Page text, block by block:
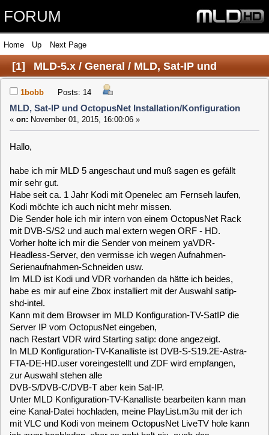
FORUM
[1] MLD-5.x / General / MLD, Sat-IP und
OctopusNet Installation/Konfiguration
1bobb Posts: 14
MLD, Sat-IP und OctopusNet Installation/Konfiguration
Hallo,
habe ich mir MLD 5 angeschaut und muß sagen es gefällt
mir sehr gut.
Kodi möchte ich auch nicht mehr missen.
Die Sender hole ich mir intern von einem OctopusNet Rack
mit DVB-S/S2 und auch mal extern wegen ORF - HD.
Vorher holte ich mir die Sender von meinem yaVDR-
Headless-Server, den vermisse ich wegen Aufnahmen-
Serienaufnahmen-Schneiden usw.
Im MLD ist Kodi und VDR vorhanden da hätte ich beides,
habe es mir auf eine Zbox installiert mit der Auswahl satip-
shd-intel.
Kann mit dem Browser im MLD Konfiguration-TV-SatIP die
Server IP vom OctopusNet eingeben,
nach Restart VDR wird Starting satip: done angezeigt.
In MLD Konfiguration-TV-Kanalliste ist DVB-S-S19.2E-Astra-
FTA-DE-HD.user voreingestellt und ZDF wird empfangen,
zur Auswahl stehen alle
DVB-S/DVB-C/DVB-T aber kein Sat-IP.
Unter MLD Konfiguration-TV-Kanalliste bearbeiten kann man
eine Kanal-Datei hochladen, meine PlayList.m3u mit der ich
mit VLC und Kodi von meinem OctopusNet LiveTV hole kann
ich zwar hochladen, aber es geht halt nix, auch das
voreingestellte ZDF ist weg.
Frage, kann jemand wegen MLD, Sat-IP und OctopusNet
Installation/Konfiguration weiterhelfen.
Gruß